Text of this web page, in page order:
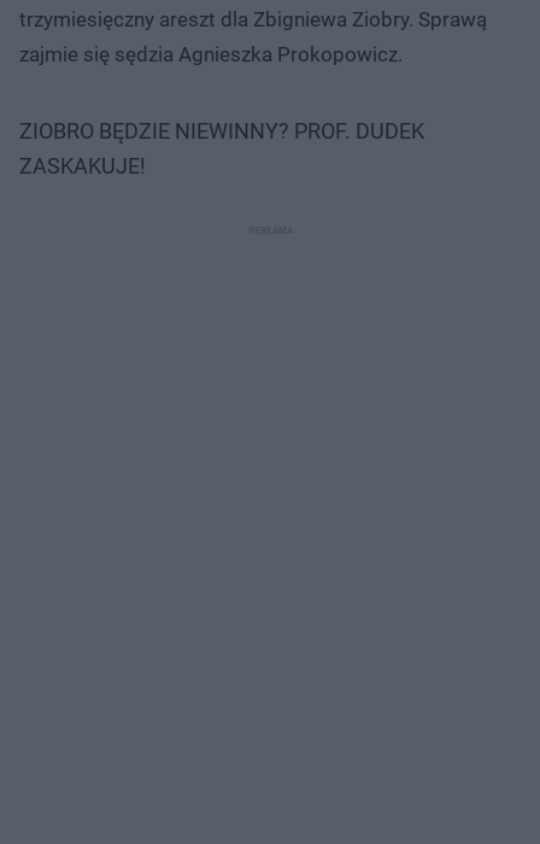
trzymiesięczny areszt dla Zbigniewa Ziobry. Sprawą
zajmie się sędzia Agnieszka Prokopowicz.
ZIOBRO BĘDZIE NIEWINNY? PROF. DUDEK
ZASKAKUJE!